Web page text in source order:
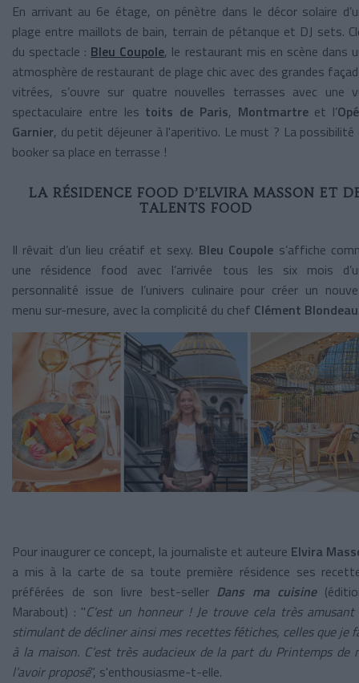
En arrivant au 6e étage, on pénètre dans le décor solaire
plage entre maillots de bain, terrain de pétanque et DJ sets.
du spectacle : Bleu Coupole, le restaurant mis en scène dans
atmosphère de restaurant de plage chic avec des grandes
vitrées, s’ouvre sur quatre nouvelles terrasses avec une
spectaculaire entre les toits de Paris, Montmartreet l’
Garnier, du petit déjeuner à l'aperitivo. Le must ? La possibilité
booker sa place en terrasse !
LA RÉSIDENCE FOOD D’ELVIRA MASSON ET
TALENTS FOOD
Il rêvait d’un lieu créatif et sexy. Bleu Coupole s’affiche
une résidence food avec l’arrivée tous les six mois
personnalité issue de l’univers culinaire pour créer un
menu sur-mesure, avec la complicité du chef Clément Blondeau
Pour inaugurer ce concept, la journaliste et auteure Elvira
a mis à la carte de sa toute première résidence ses
préférées de son livre best-seller Dans ma cuisine
Marabout) : "C'est un honneur ! Je trouve cela très
stimulant de décliner ainsi mes recettes fétiches, celles que je
à la maison. C’est très audacieux de la part du Printemps de
l’avoir proposé”, s'enthousiasme-t-elle.